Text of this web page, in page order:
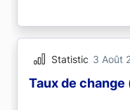
Statistic 3 Août
Taux de